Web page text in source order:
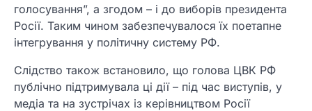
голосування”, а згодом – і до виборів президента
Росії. Таким чином забезпечувалося їх поетапне
інтегрування у політичну систему РФ.
Слідство також встановило, що голова ЦВК РФ
публічно підтримувала ці дії – під час виступів, у
медіа та на зустрічах із керівництвом Росії